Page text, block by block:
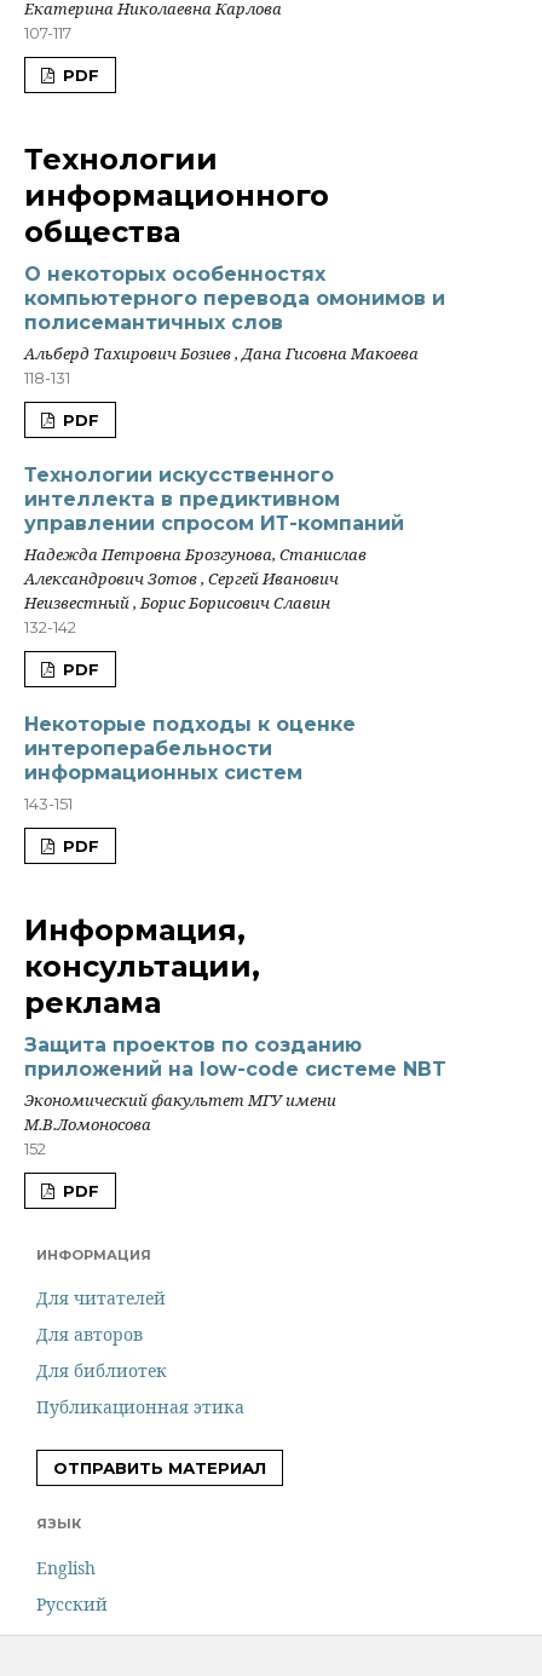
Екатерина Николаевна Карлова
107-117
PDF
Технологии
информационного
общества
О некоторых особенностях
компьютерного перевода омонимов и
полисемантичных слов
Альберд Тахирович Бозиев , Дана Гисовна Макоева
118-131
PDF
Технологии искусственного
интеллекта в предиктивном
управлении спросом ИТ-компаний
Надежда Петровна Брозгунова, Станислав
Александрович Зотов , Сергей Иванович
Неизвестный , Борис Борисович Славин
132-142
PDF
Некоторые подходы к оценке
интероперабельности
информационных систем
143-151
PDF
Информация,
консультации,
реклама
Защита проектов по созданию
приложений на low-code системе NBT
Экономический факультет МГУ имени
М.В.Ломоносова
152
PDF
ИНФОРМАЦИЯ
Для читателей
Для авторов
Для библиотек
Публикационная этика
ОТПРАВИТЬ МАТЕРИАЛ
ЯЗЫК
English
Русский